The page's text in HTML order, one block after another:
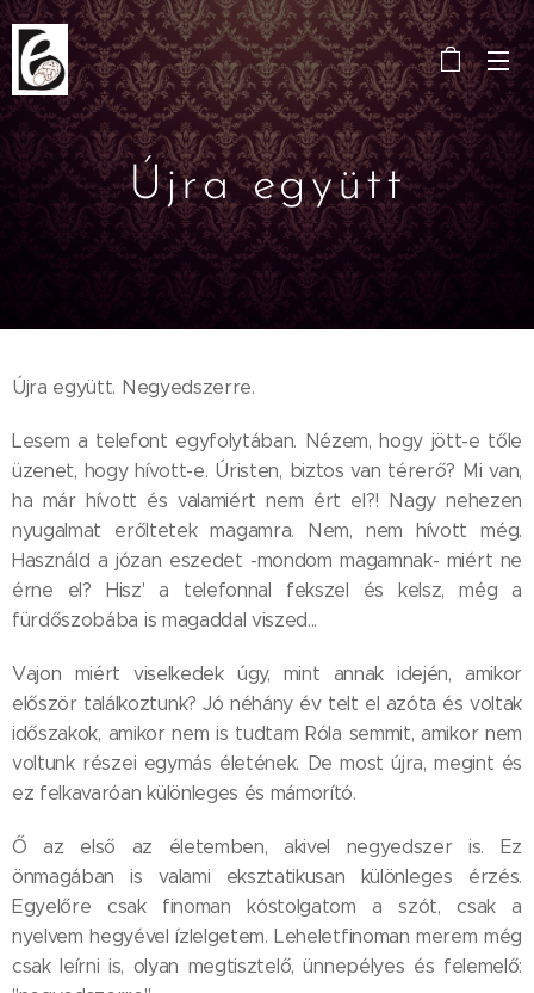
Újra együtt
Újra együtt. Negyedszerre.
Lesem a telefont egyfolytában. Nézem, hogy jött-e tőle
üzenet, hogy hívott-e. Úristen, biztos van térerő? Mi van,
ha már hívott és valamiért nem ért el?! Nagy nehezen
nyugalmat erőltetek magamra. Nem, nem hívott még.
Használd a józan eszedet -mondom magamnak- miért ne
érne el? Hisz' a telefonnal fekszel és kelsz, még a
fürdőszobába is magaddal viszed...
Vajon miért viselkedek úgy, mint annak idején, amikor
először találkoztunk? Jó néhány év telt el azóta és voltak
időszakok, amikor nem is tudtam Róla semmit, amikor nem
voltunk részei egymás életének. De most újra, megint és
ez felkavaróan különleges és mámorító.
Ő az első az életemben, akivel negyedszer is. Ez
önmagában is valami eksztatikusan különleges érzés.
Egyelőre csak finoman kóstolgatom a szót, csak a
nyelvem hegyével ízlelgetem. Leheletfinoman merem még
csak leírni is, olyan megtisztelő, ünnepélyes és felemelő: